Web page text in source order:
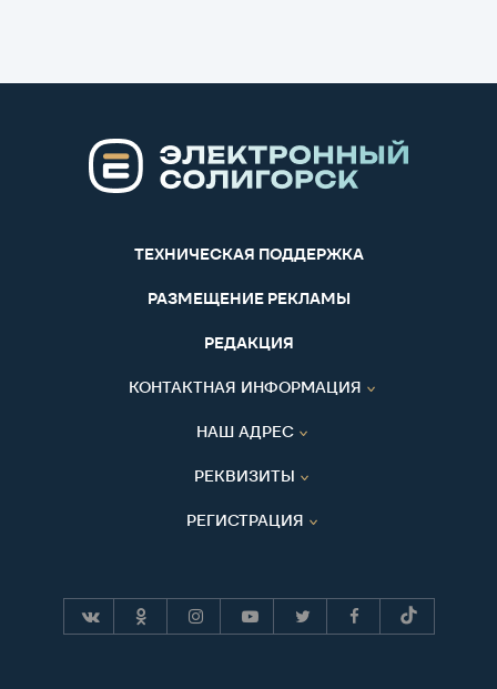
ТЕХНИЧЕСКАЯ ПОДДЕРЖКА
РАЗМЕЩЕНИЕ РЕКЛАМЫ
РЕДАКЦИЯ
КОНТАКТНАЯ ИНФОРМАЦИЯ
НАШ АДРЕС
РЕКВИЗИТЫ
РЕГИСТРАЦИЯ